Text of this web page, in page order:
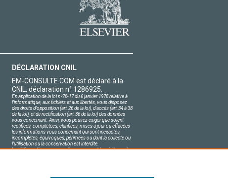
DÉCLARATION CNIL
EM-CONSULTE.COM est déclaré à la
CNIL, déclaration n° 1286925.
En application de la loi nº78-17 du 6 janvier 1978 relative à
l'informatique, aux fichiers et aux libertés, vous disposez
des droits d'opposition (art.26 de la loi), d'accès (art.34 à 38
de la loi), et de rectification (art.36 de la loi) des données
vous concernant. Ainsi, vous pouvez exiger que soient
rectifiées, complétées, clarifiées, mises à jour ou effacées
les informations vous concernant qui sont inexactes,
incomplètes, équivoques, périmées ou dont la collecte ou
l'utilisation ou la conservation est interdite.
Les informations personnelles concernant les visiteurs de